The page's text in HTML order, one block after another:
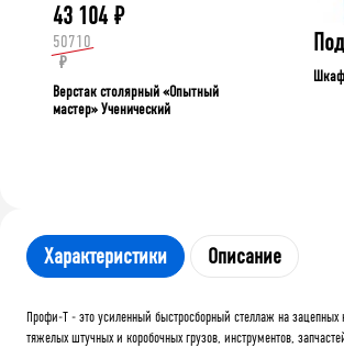
43 104 ₽
50710
₽
Верстак столярный «Опытный
мастер» Ученический
Шкаф
Характеристики Описание
Профи-Т - это усиленный быстросборный стеллаж на зацепных
тяжелых штучных и коробочных грузов, инструментов,